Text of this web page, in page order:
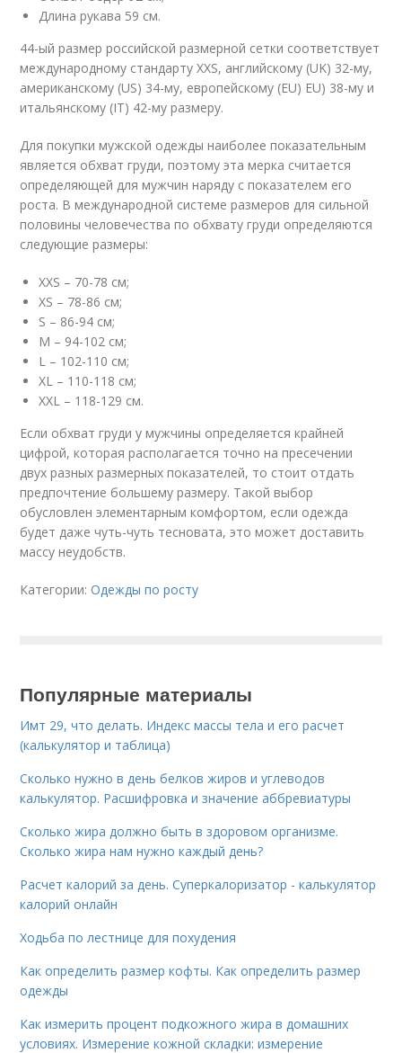
Длина рукава 59 см.
44-ый размер российской размерной сетки соответствует
международному стандарту XXS, английскому (UK) 32-му,
американскому (US) 34-му, европейскому (EU) EU) 38-му и
итальянскому (IT) 42-му размеру.
Для покупки мужской одежды наиболее показательным
является обхват груди, поэтому эта мерка считается
определяющей для мужчин наряду с показателем его
роста. В международной системе размеров для сильной
половины человечества по обхвату груди определяются
следующие размеры:
XXS – 70-78 см;
XS – 78-86 см;
S – 86-94 см;
M – 94-102 см;
L – 102-110 см;
XL – 110-118 см;
XXL – 118-129 см.
Если обхват груди у мужчины определяется крайней
цифрой, которая располагается точно на пресечении
двух разных размерных показателей, то стоит отдать
предпочтение большему размеру. Такой выбор
обусловлен элементарным комфортом, если одежда
будет даже чуть-чуть тесновата, это может доставить
массу неудобств.
Категории:Одежды по росту
Популярные материалы
Имт 29, что делать. Индекс массы тела и его расчет
(калькулятор и таблица)
Сколько нужно в день белков жиров и углеводов
калькулятор. Расшифровка и значение аббревиатуры
Сколько жира должно быть в здоровом организме.
Сколько жира нам нужно каждый день?
Расчет калорий за день. Суперкалоризатор - калькулятор
калорий онлайн
Ходьба по лестнице для похудения
Как определить размер кофты. Как определить размер
одежды
Как измерить процент подкожного жира в домашних
условиях. Измерение кожной складки: измерение